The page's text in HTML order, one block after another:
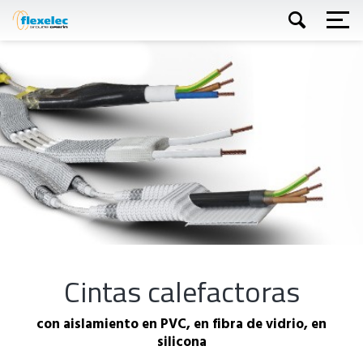
Skip
to
Cintas calefactoras
con aislamiento en PVC, en fibra de vidrio, en
silicona